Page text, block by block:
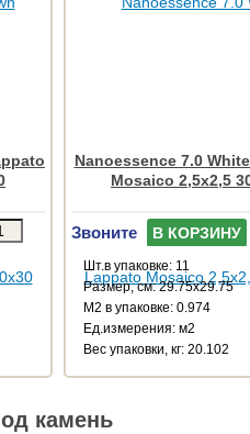
Nanoessence 7.0
Mosaico 2,5x2,5
Звоните В КОРЗИНУ
Шт.в упаковке: 11
Размер, см: 29.75x29.75
М2 в упаковке: 0.974
Ед.измерения: м2
Веc упаковки, кг: 20.102
камень